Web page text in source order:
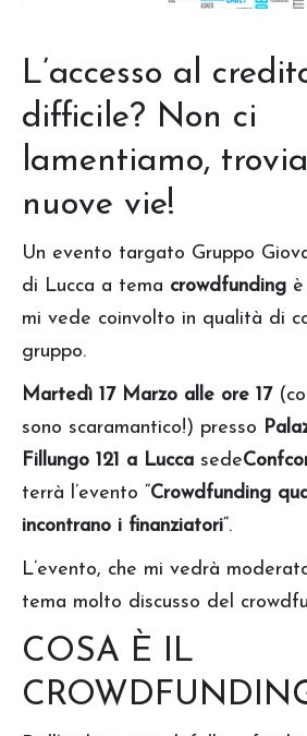
L’accesso al
difficile? Non ci
lamentiamo,
nuove vie!
Un evento targato Gruppo
di Lucca a tema crowdfunding
mi vede coinvolto in qualità di
gruppo.
Martedì 17 Marzo alle ore 17
sono scaramantico!) presso
Fillungo 121 a Lucca sede
terrà l’evento “Crowdfunding
incontrano i finanziatori“.
L’evento, che mi vedrà
tema molto discusso del
COSA È IL